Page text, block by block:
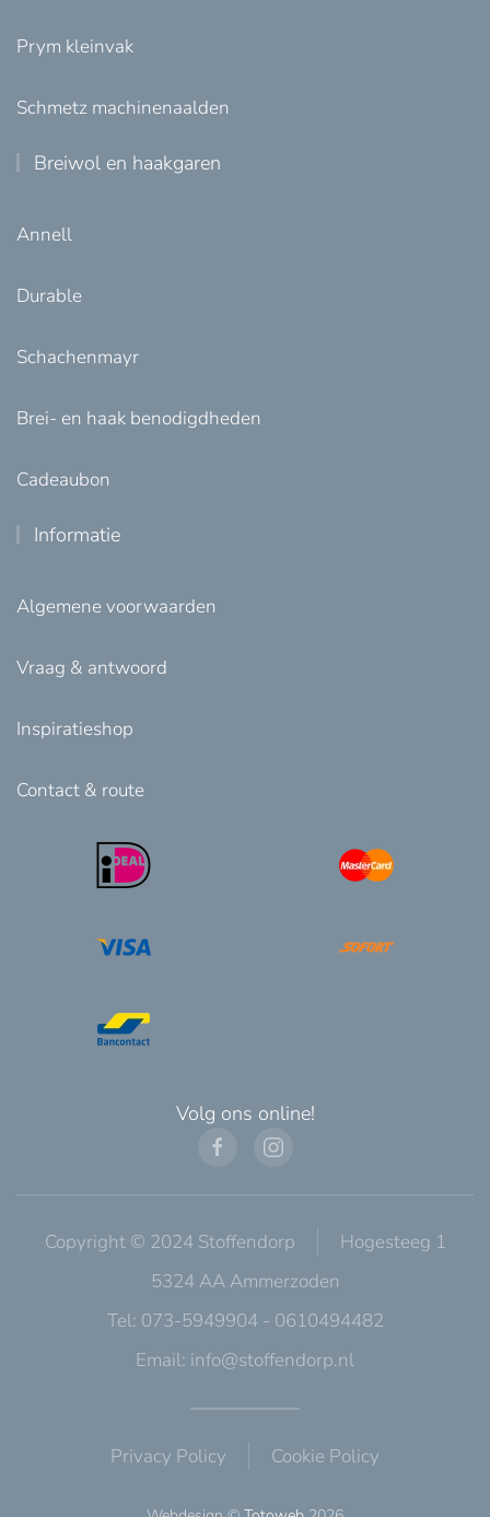
Prym kleinvak
Schmetz machinenaalden
Breiwol en haakgaren
Annell
Durable
Schachenmayr
Brei- en haak benodigdheden
Cadeaubon
Informatie
Algemene voorwaarden
Vraag & antwoord
Inspiratieshop
Contact & route
Volg ons online!
Copyright © 2024 Stoffendorp
Hogesteeg 1
5324 AA Ammerzoden
Tel: 073-5949904 - 0610494482
Email: info@stoffendorp.nl
Privacy Policy Cookie Policy